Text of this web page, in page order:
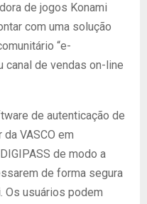
de jogos Konami
com uma solução
“e-
canal de vendas on-line
de autenticação de
VASCO em
de modo a
de forma segura
Os usuários podem